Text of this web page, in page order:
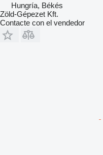
Hungría, Békés
Zöld-Gépezet Kft.
Contacte con el vendedor